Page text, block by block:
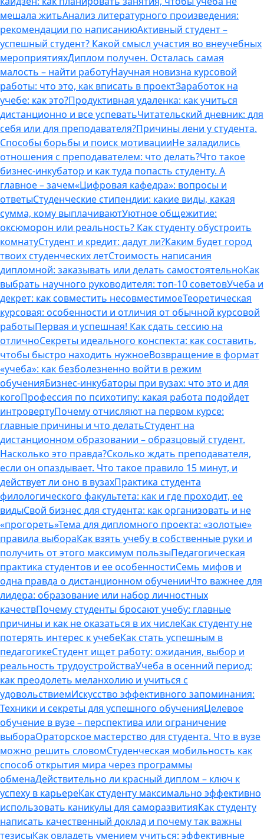
мешала житьАнализ литературного произведения:
рекомендации по написаниюАктивный студент –
успешный студент? Какой смысл участия во внеучебных
мероприятияхДиплом получен. Осталась самая
малость – найти работуНаучная новизна курсовой
работы: что это, как вписать в проектЗаработок на
учебе: как это?Продуктивная удаленка: как учиться
дистанционно и все успеватьЧитательский дневник: для
себя или для преподавателя?Причины лени у студента.
Способы борьбы и поиск мотивацииНе заладились
отношения с преподавателем: что делать?Что такое
бизнес-инкубатор и как туда попасть студенту. А
главное – зачем«Цифровая кафедра»: вопросы и
ответыСтуденческие стипендии: какие виды, какая
сумма, кому выплачиваютУютное общежитие:
оксюморон или реальность? Как студенту обустроить
комнатуСтудент и кредит: дадут ли?Каким будет город
твоих студенческих летСтоимость написания
дипломной: заказывать или делать самостоятельноКак
выбрать научного руководителя: топ-10 советовУчеба и
декрет: как совместить несовместимоеТеоретическая
курсовая: особенности и отличия от обычной курсовой
работыПервая и успешная! Как сдать сессию на
отличноСекреты идеального конспекта: как составить,
чтобы быстро находить нужноеВозвращение в формат
«учеба»: как безболезненно войти в режим
обученияБизнес-инкубаторы при вузах: что это и для
когоПрофессия по психотипу: какая работа подойдет
интровертуПочему отчисляют на первом курсе:
главные причины и что делатьСтудент на
дистанционном образовании – образцовый студент.
Насколько это правда?Сколько ждать преподавателя,
если он опаздывает. Что такое правило 15 минут, и
действует ли оно в вузахПрактика студента
филологического факультета: как и где проходит, ее
видыСвой бизнес для студента: как организовать и не
«прогореть»Тема для дипломного проекта: «золотые»
правила выбораКак взять учебу в собственные руки и
получить от этого максимум пользыПедагогическая
практика студентов и ее особенностиСемь мифов и
одна правда о дистанционном обученииЧто важнее для
лидера: образование или набор личностных
качествПочему студенты бросают учебу: главные
причины и как не оказаться в их числеКак студенту не
потерять интерес к учебеКак стать успешным в
педагогикеСтудент ищет работу: ожидания, выбор и
реальность трудоустройстваУчеба в осенний период:
как преодолеть меланхолию и учиться с
удовольствиемИскусство эффективного запоминания:
Техники и секреты для успешного обученияЦелевое
обучение в вузе – перспектива или ограничение
выбораОраторское мастерство для студента. Что в вузе
можно решить словомСтуденческая мобильность как
способ открытия мира через программы
обменаДействительно ли красный диплом – ключ к
успеху в карьереКак студенту максимально эффективно
использовать каникулы для саморазвитияКак студенту
написать качественный доклад и почему так важны
тезисыКак овладеть умением учиться: эффективные